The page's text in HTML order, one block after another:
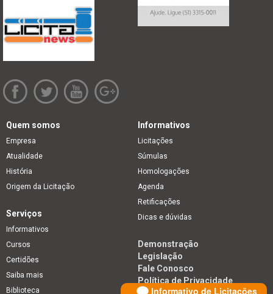
Informativo de Licitações
Quem somos
Empresa
Atualidade
História
Origem da Licitação
Informativos
Licitações
Súmulas
Homologações
Agenda
Retificações
Dicas e dúvidas
Serviços
Informativos
Cursos
Certidões
Saiba mais
Biblioteca
Demonstração
Legislação
Fale Conosco
Política de Privacidade